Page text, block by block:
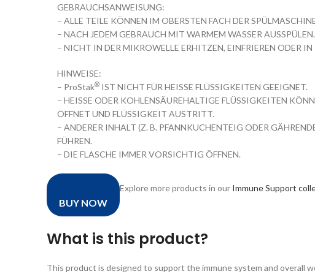
GEBRAUCHSANWEISUNG:
– ALLE TEILE KÖNNEN IM OBERSTEN FACH DER
– NACH JEDEM GEBRAUCH MIT WARMEM WASSER AUSSPÜLEN.
– NICHT IN DER MIKROWELLE ERHITZEN, EINFRIEREN ODER IN
HINWEISE:
– ProStak® IST NICHT FÜR HEISSE FLÜSSIGKEITEN GEEIGNET.
– HEISSE ODER KOHLENSÄUREHALTIGE FLÜSSIGKEITEN
ÖFFNET UND FLÜSSIGKEIT AUSTRITT.
– ANDERER INHALT (Z. B. PFANNKUCHENTEIG ODER
FÜHREN.
– DIE FLASCHE IMMER VORSICHTIG ÖFFNEN.
BUY NOW
Explore more products in our Immune Support
What is this product?
This product is designed to support the immune system and overall